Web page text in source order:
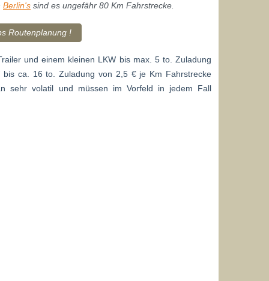
Berlin's sind es ungefähr 80 Km Fahrstrecke.
Routenplanung !
und einem kleinen LKW bis max. 5 to. Zuladung
ca. 16 to. Zuladung von 2,5 € je Km Fahrstrecke
sehr volatil und müssen im Vorfeld in jedem Fall